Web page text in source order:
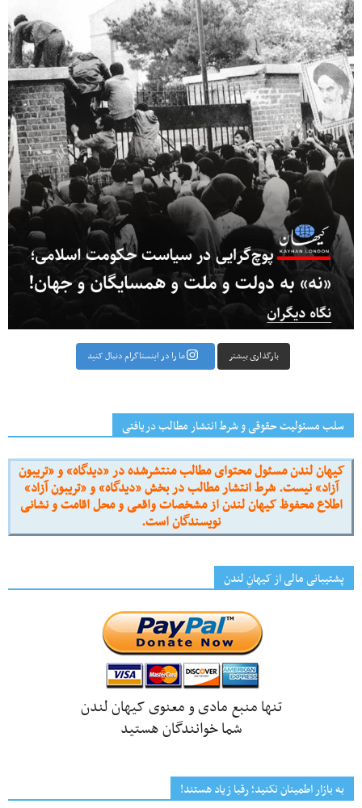
بارگذاری بیشتر ما را در اینستاگرام دنبال کنید
سلب مسئولیت حقوقی و شرط انتشار مطالب دریافتی
کیهان لندن مسئول محتوای مطالب منتشرشده در «دیدگاه» و «تریبون
آزاد» نیست. شرط انتشار مطالب در بخش «دیدگاه» و «تریبون آزاد»
اطلاع محفوظ کیهان لندن از مشخصات واقعی و محل اقامت و نشانی
نویسندگان است.
پشتیبانی مالی از کیهانِ لندن
تنها منبع مادی و معنوی کیهان لندن
شما خوانندگان هستید
به بازار اطمینان نکنید؛ رقبا زیاد هستند!